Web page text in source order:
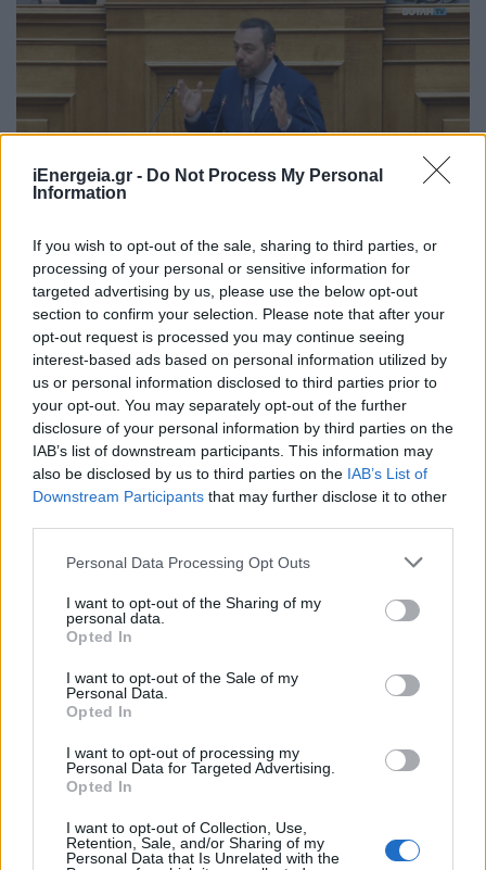
iEnergeia.gr - Do Not Process My Personal
Information
If you wish to opt-out of the sale, sharing to third parties, or
processing of your personal or sensitive information for
targeted advertising by us, please use the below opt-out
section to confirm your selection. Please note that after your
opt-out request is processed you may continue seeing
interest-based ads based on personal information utilized by
us or personal information disclosed to third parties prior to
your opt-out. You may separately opt-out of the further
disclosure of your personal information by third parties on the
IAB’s list of downstream participants. This information may
also be disclosed by us to third parties on the IAB’s List of
Downstream Participants that may further disclose it to other
Personal Data Processing Opt Outs
I want to opt-out of the Sharing of my
personal data.
Opted In
I want to opt-out of the Sale of my
Personal Data.
Opted In
I want to opt-out of processing my
Personal Data for Targeted Advertising.
Opted In
I want to opt-out of Collection, Use,
Retention, Sale, and/or Sharing of my
Personal Data that Is Unrelated with the
Φρ. Παρασύρης: Βαφτίζουν
«επιτυχία» τη μεταφορά του
λογαριασμού της Ρήτρας Διαφυγής
στους πολίτες
ΠΟΛΙΤΙΚΗ
07/08/2026 - 12:13
Βάζουμε τα μπάζα στη θέση τους -
Προλαμβάνουμε τις πυρκαγιές
07/08/2026 - 11:34